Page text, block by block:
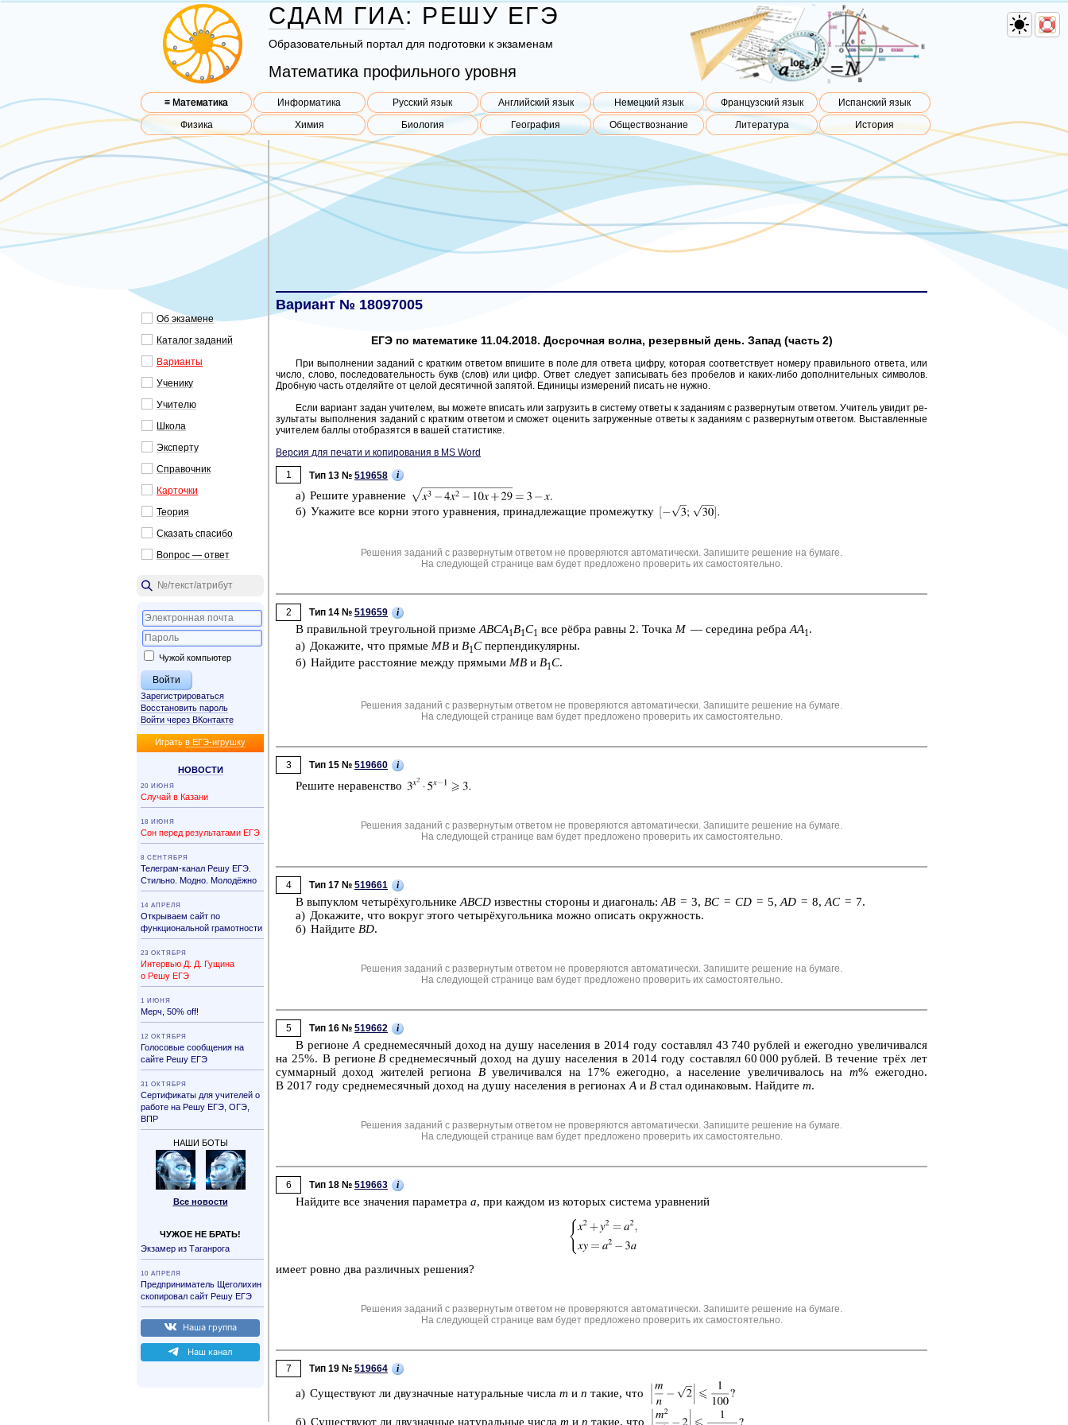
СДАМ ГИА: РЕШУ ЕГЭ
Об­ра­зо­ва­тель­ный пор­тал для под­го­тов­ки к эк­за­ме­нам
Математика профильного уровня
≡ Математика Информатика Русский язык Английский язык Немецкий язык Французский язык
Испанский язык
Физика
Химия Биология География Обществознание Литература История
Об эк­за­ме­не
Ка­та­лог за­да­ний
Ва­ри­ан­ты
Уче­ни­ку
Учи­те­лю
Школа
Экс­пер­ту
Спра­воч­ник
Кар­точ­ки
Тео­рия
Ска­зать спа­си­бо
Во­прос — ответ
Чужой компьютер
Зарегистрироваться
Восстановить пароль
Войти через ВКонтакте
Иг­рать в ЕГЭ-иг­руш­ку
НО­ВО­СТИ
20 ИЮНЯ
Случай в Казани
18 ИЮНЯ
Сон перед результатами ЕГЭ
8 СЕНТЯБРЯ
Телеграм-канал Решу ЕГЭ.
Стильно. Модно. Молодёжно
14 АПРЕЛЯ
Открываем сайт по
функциональной грамотности
23 ОКТЯБРЯ
Интервью Д. Д. Гущина
о Решу ЕГЭ
1 ИЮНЯ
Мерч, 50% off!
12 ОКТЯБРЯ
Голосовые сообщения на
сайте Решу ЕГЭ
31 ОК­ТЯБ­РЯ
Сер­ти­фи­ка­ты для учи­те­лей о
ра­бо­те на Решу ЕГЭ, ОГЭ,
ВПР
НАШИ БОТЫ
Все но­во­сти
ЧУЖОЕ НЕ БРАТЬ!
Эк­за­мер из Та­ган­ро­га
10 АП­РЕ­ЛЯ
Пред­при­ни­ма­тель Ще­го­ли­хин
ско­пи­ро­вал сайт Решу ЕГЭ
Наша груп­па
Наш канал
Вариант № 18097005
ЕГЭ по математике 11.04.2018. Досрочная волна, резервный день. Запад (часть 2)
При вы­пол­не­нии за­да­ний с крат­ким от­ве­том впи­ши­те в поле для от­ве­та цифру, ко­то­рая со­от­вет­ству­ет но­ме­ру пра­виль­но­го от­ве­та, или
число, слово, по­сле­до­ва­тель­ность букв (слов) или цифр. Ответ сле­ду­ет за­пи­сы­вать без про­бе­лов и каких-либо до­пол­ни­тель­ных сим­во­лов.
Дроб­ную часть от­де­ляй­те от целой де­ся­тич­ной за­пя­той. Еди­ни­цы из­ме­ре­ний пи­сать не нужно.
Если ва­ри­ант задан учи­те­лем, вы мо­же­те впи­сать или за­гру­зить в си­сте­му от­ве­ты к за­да­ни­ям с раз­вер­ну­тым от­ве­том. Учи­тель уви­дит ре­
зуль­та­ты вы­пол­не­ния за­да­ний с крат­ким от­ве­том и смо­жет оце­нить за­гру­жен­ные от­ве­ты к за­да­ни­ям с раз­вер­ну­тым от­ве­том. Вы­став­лен­ные
учи­те­лем баллы отоб­ра­зят­ся в вашей ста­ти­сти­ке.
Версия для печати и копирования в MS Word
1
Тип 13 № 519658 i
а) Ре­ши­те урав­не­ние
б) Ука­жи­те все корни этого урав­не­ния, при­над­ле­жа­щие про­ме­жут­ку
Решения заданий с развернутым ответом не проверяются автоматически. Запишите решение на бумаге.
На следующей странице вам будет предложено проверить их самостоятельно.
2 Тип 14 № 519659 i
В пра­виль­ной тре­уголь­ной приз­ме ABCA1 B1C1 все рёбра равны 2. Точка M — се­ре­ди­на ребра AA1 .
а) До­ка­жи­те, что пря­мые MB и B1C пер­пен­ди­ку­ляр­ны.
б) Най­ди­те рас­сто­я­ние между пря­мы­ми MB и B1C.
Решения заданий с развернутым ответом не проверяются автоматически. Запишите решение на бумаге.
На следующей странице вам будет предложено проверить их самостоятельно.
3 Тип 15 № 519660 i
Ре­ши­те не­ра­вен­ство
Решения заданий с развернутым ответом не проверяются автоматически. Запишите решение на бумаге.
На следующей странице вам будет предложено проверить их самостоятельно.
4 Тип 17 № 519661 i
В вы­пук­лом четырёхуголь­ни­ке ABCD из­вест­ны сто­ро­ны и диа­го­наль: AB = 3, BC = CD = 5, AD = 8, AC = 7.
а) До­ка­жи­те, что во­круг этого четырёхуголь­ни­ка можно опи­сать окруж­ность.
б) Най­ди­те BD.
Решения заданий с развернутым ответом не проверяются автоматически. Запишите решение на бумаге.
На следующей странице вам будет предложено проверить их самостоятельно.
5 Тип 16 № 519662 i
В ре­ги­о­не Aсред­не­ме­сяч­ный доход на душу на­се­ле­ния в 2014 году со­став­лял 43 740 руб­лей и еже­год­но уве­ли­чи­вал­ся
на 25%. В ре­ги­о­не Bсред­не­ме­сяч­ный доход на душу на­се­ле­ния в 2014 году со­став­лял 60 000 руб­лей. В те­че­ние трёх лет
сум­мар­ный доход жи­те­лей ре­ги­о­на Bуве­ли­чи­вал­ся на 17% еже­год­но, а на­се­ле­ние уве­ли­чи­ва­лось на m% еже­год­но.
В 2017 году сред­не­ме­сяч­ный доход на душу на­се­ле­ния в ре­ги­о­нах A и B стал оди­на­ко­вым. Най­ди­те m.
Решения заданий с развернутым ответом не проверяются автоматически. Запишите решение на бумаге.
На следующей странице вам будет предложено проверить их самостоятельно.
6 Тип 18 № 519663 i
Най­ди­те все зна­че­ния па­ра­мет­ра a, при каж­дом из ко­то­рых си­сте­ма урав­не­ний
имеет ровно два раз­лич­ных ре­ше­ния?
Решения заданий с развернутым ответом не проверяются автоматически. Запишите решение на бумаге.
На следующей странице вам будет предложено проверить их самостоятельно.
7 Тип 19 № 519664 i
а) Су­ще­ству­ют ли дву­знач­ные на­ту­раль­ные числа m и n такие, что
б) Су­ще­ству­ют ли дву­знач­ные на­ту­раль­ные числа m и n такие, что